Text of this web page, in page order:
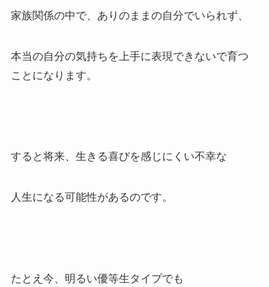
家族関係の中で、ありのままの自分でいられず、
本当の自分の気持ちを上手に表現できないで育つ
ことになります。
すると将来、生きる喜びを感じにくい不幸な
人生になる可能性があるのです。
たとえ今、明るい優等生タイプでも